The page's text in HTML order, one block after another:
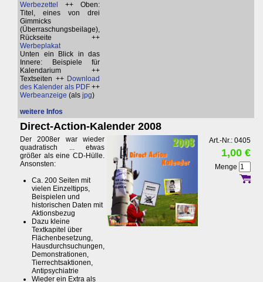
Werbezettel
++ Oben:
Titel, eines von drei
Gimmicks
(Überraschungsbeilage),
Rückseite ++
Werbeplakat
Unten ein Blick in das
Innere: Beispiele für
Kalendarium ++
Textseiten ++ Download
des Kalender als PDF ++
Werbeanzeige (als jpg)
weitere Infos
Direct-Action-Kalender 2008
Der 2008er war wieder
quadratisch ... etwas
größer als eine CD-Hülle.
Ansonsten:
Ca. 200 Seiten mit
vielen Einzeltipps,
Beispielen und
historischen Daten mit
Aktionsbezug
Dazu kleine
Textkapitel über
Flächenbesetzung,
Hausdurchsuchungen,
Demonstrationen,
Tierrechtsaktionen,
Antipsychiatrie
Wieder ein Extra als
Art.-Nr.: 0405
1,00 €
Menge